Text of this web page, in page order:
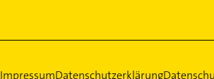
ImpressumDatenschutzerklärung